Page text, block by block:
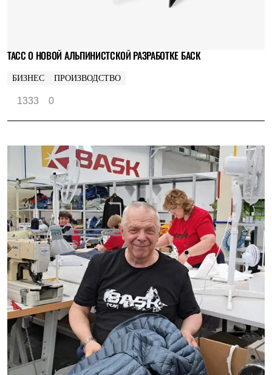
ТАСС О НОВОЙ АЛЬПИНИСТСКОЙ РАЗРАБОТКЕ БАСК
БИЗНЕС ПРОИЗВОДСТВО
1333 0